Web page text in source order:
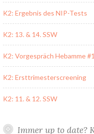
K2: Ergebnis des NIP-Tests
K2: 13. & 14. SSW
K2: Vorgespräch Hebamme #1
K2: Ersttrimesterscreening
K2: 11. & 12. SSW
Immer up to date?